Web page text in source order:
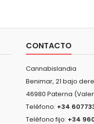
CONTACTO
Cannabislandia
Benimar, 21 bajo
46980 Paterna
Teléfono: +34
Teléfono fijo: +34